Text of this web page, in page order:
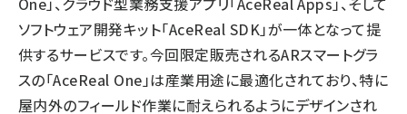
ソフトウェア開発キット「AceReal SDK」が一体となって提
供するサービスです。今回限定販売されるARスマートグラ
スの「AceReal One」は産業用途に最適化されており、特に
屋内外のフィールド作業に耐えられるようにデザインされ